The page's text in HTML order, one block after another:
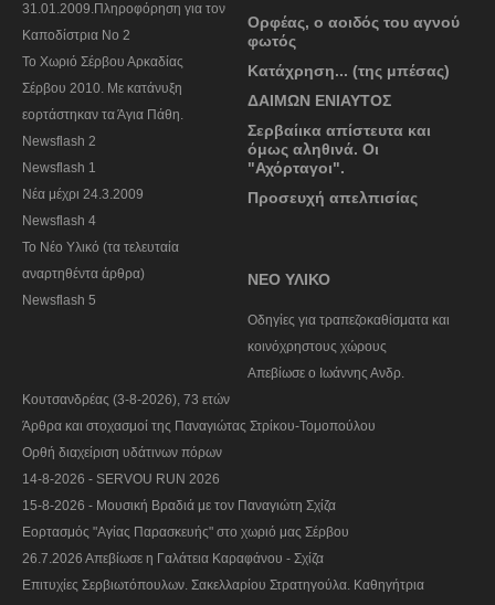
31.01.2009.Πληροφόρηση για τον
Καποδίστρια Νο 2
To Χωριό Σέρβου Αρκαδίας
Σέρβου 2010. Με κατάνυξη
εορτάστηκαν τα Άγια Πάθη.
Newsflash 2
Newsflash 1
Nέα μέχρι 24.3.2009
Newsflash 4
Το Νέο Υλικό (τα τελευταία
αναρτηθέντα άρθρα)
Newsflash 5
Ορφέας, ο αοιδός του αγνού
φωτός
Κατάχρηση... (της μπέσας)
ΔΑΙΜΩΝ ΕΝΙΑΥΤΟΣ
Σερβαίικα απίστευτα και
όμως αληθινά. Οι
"Αχόρταγοι".
Προσευχή απελπισίας
ΝΕΟ ΥΛΙΚΟ
Οδηγίες για τραπεζοκαθίσματα και
κοινόχρηστους χώρους
Απεβίωσε ο Ιωάννης Ανδρ.
Κουτσανδρέας (3-8-2026), 73 ετών
Άρθρα και στοχασμοί της Παναγιώτας Στρίκου-Τομοπούλου
Ορθή διαχείριση υδάτινων πόρων
14-8-2026 - SERVOU RUN 2026
15-8-2026 - Μουσική Βραδιά με τον Παναγιώτη Σχίζα
Εορτασμός "Αγίας Παρασκευής" στο χωριό μας Σέρβου
26.7.2026 Απεβίωσε η Γαλάτεια Καραφάνου - Σχίζα
Επιτυχίες Σερβιωτόπουλων. Σακελλαρίου Στρατηγούλα. Καθηγήτρια